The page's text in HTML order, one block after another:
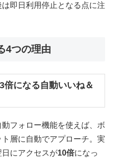
即日利用停止となる点に注
4つの理由
になる自動いいね＆
フォロー機能を使えば、ボ
層に自動でアプローチ。実
にアクセスが10倍になっ